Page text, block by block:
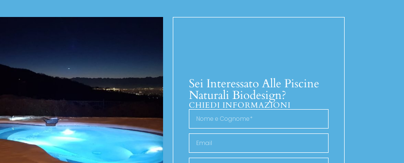
Sei Interessato Alle Piscine
Naturali Biodesign?
CHIEDI INFORMAZIONI